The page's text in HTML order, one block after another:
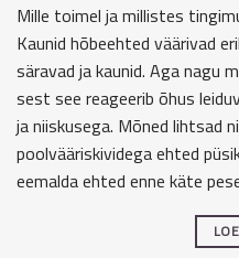
Mille toimel ja millistes
Kaunid hõbeehted väärivad
säravad ja kaunid. Aga nagu
sest see reageerib õhus
ja niiskusega. Mõned lihtsad
poolvääriskividega ehted
eemalda ehted enne käte